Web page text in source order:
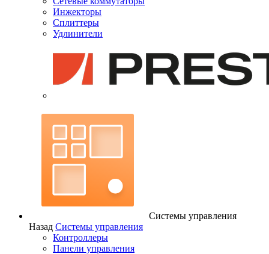
Инжекторы
Сплиттеры
Удлинители
Системы управления
Назад Системы управления
Контроллеры
Панели управления